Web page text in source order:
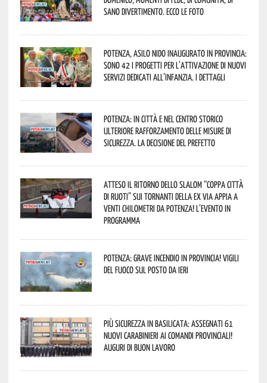
sano divertimento. Ecco le foto
Potenza, asilo nido inaugurato in provincia:
sono 42 i progetti per l’attivazione di nuovi
servizi dedicati all’infanzia. I dettagli
Potenza: in città e nel centro storico
ulteriore rafforzamento delle misure di
sicurezza. La decisione del Prefetto
Atteso il ritorno dello slalom “Coppa Città
di Ruoti” sui tornanti della ex via Appia a
venti chilometri da Potenza! L’evento in
programma
Potenza: grave incendio in Provincia! Vigili
del fuoco sul posto da ieri
Più sicurezza in Basilicata: assegnati 61
nuovi Carabinieri ai Comandi provinciali!
Auguri di buon lavoro